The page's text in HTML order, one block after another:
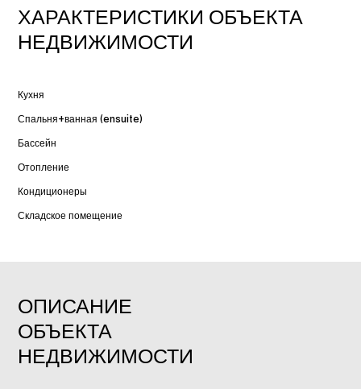
ХАРАКТЕРИСТИКИ ОБЪЕКТА
НЕДВИЖИМОСТИ
Кухня
Спальня+ванная (ensuite)
Бассейн
Отопление
Кондиционеры
Складское помещение
ОПИСАНИЕ
ОБЪЕКТА
НЕДВИЖИМОСТИ